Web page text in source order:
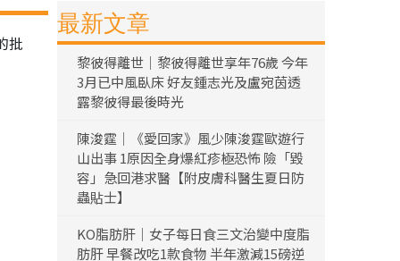
批
最新文章
黎彼得離世｜黎彼得離世享年76歲 今年
3月已中風臥床 好友鍾志光及盧宛茵透
露黎彼得最後時光
陳浚霆｜《愛回家》風少陳浚霆歐遊行
山出事 1原因全身爆紅疹極恐怖 險「毀
容」急回港求醫【附皮膚科醫生夏日防
蟲貼士】
KO脂肪肝｜女子每日食三文治變中度脂
肪肝 早餐改吃1款食物 半年激減15磅逆